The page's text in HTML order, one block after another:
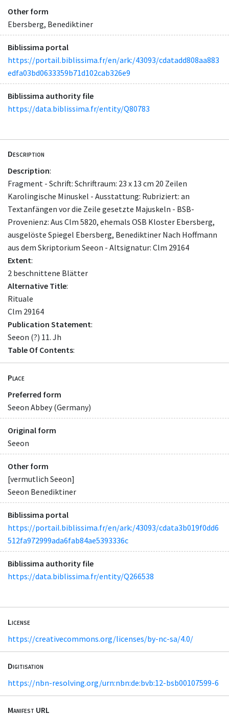
Other form
Ebersberg, Benediktiner
Biblissima portal
https://portail.biblissima.fr/en/ark:/43093/cdatadd808aa883
edfa03bd0633359b71d102cab326e9
Biblissima authority file
https://data.biblissima.fr/entity/Q80783
Description
Description:
Fragment - Schrift: Schriftraum: 23 x 13 cm 20 Zeilen
Karolingische Minuskel - Ausstattung: Rubriziert: an
Textanfängen vor die Zeile gesetzte Majuskeln - BSB-
Provenienz: Aus Clm 5820, ehemals OSB Kloster Ebersberg,
ausgelöste Spiegel Ebersberg, Benediktiner Nach Hoffmann
aus dem Skriptorium Seeon - Altsignatur: Clm 29164
Extent:
2 beschnittene Blätter
Alternative Title:
Rituale
Clm 29164
Publication Statement:
Seeon (?) 11. Jh
Table Of Contents:
Place
Preferred form
Seeon Abbey (Germany)
Original form
Seeon
Other form
[vermutlich Seeon]
Seeon Benediktiner
Biblissima portal
https://portail.biblissima.fr/en/ark:/43093/cdata3b019f0dd6
512fa972999ada6fab84ae5393336c
Biblissima authority file
https://data.biblissima.fr/entity/Q266538
License
https://creativecommons.org/licenses/by-nc-sa/4.0/
Digitisation
https://nbn-resolving.org/urn:nbn:de:bvb:12-bsb00107599-6
Manifest URL